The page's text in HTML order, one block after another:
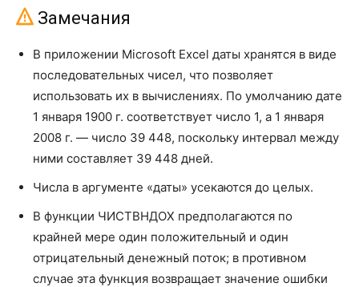
соответствует ряду денежных потоков. Даты могут
идти в произвольном порядке. Даты должны вводиться
других формул и функций. Например, для указания даты
23 мая 2008 г. используйте выражение
ДАТА(2008;5;23). Если даты вводятся как текст, это
может привести к возникновению проблем.
близкая к результату ЧИСТВНДОХ.
Замечания
В приложении Microsoft Excel даты хранятся в виде
последовательных чисел, что позволяет
использовать их в вычислениях. По умолчанию дате
1 января 1900 г. соответствует число 1, а 1 января
2008 г. — число 39 448, поскольку интервал между
ними составляет 39 448 дней.
Числа в аргументе «даты» усекаются до целых.
В функции ЧИСТВНДОХ предполагаются по
крайней мере один положительный и один
отрицательный денежный поток; в противном
случае эта функция возвращает значение ошибки